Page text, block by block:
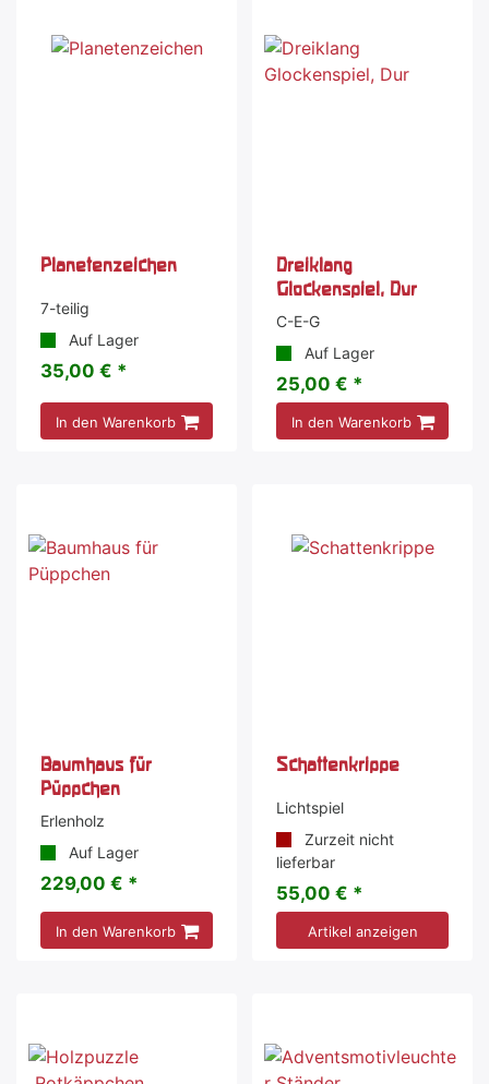
Planetenzeichen
7-teilig
Auf Lager
35,00 € *
In den Warenkorb
Dreiklang
Glockenspiel, Dur
C-E-G
Auf Lager
25,00 € *
In den Warenkorb
Baumhaus für
Püppchen
Erlenholz
Auf Lager
229,00 € *
In den Warenkorb
Schattenkrippe
Lichtspiel
Zurzeit nicht
lieferbar
55,00 € *
Artikel anzeigen